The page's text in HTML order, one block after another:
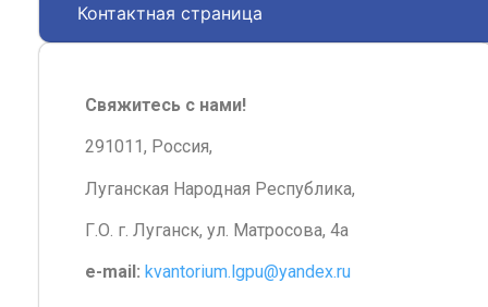
Контактная страница
Свяжитесь с нами!
291011, Россия,
Луганская Народная Республика,
Г.О. г. Луганск, ул. Матросова, 4а
e-mail: kvantorium.lgpu@yandex.ru